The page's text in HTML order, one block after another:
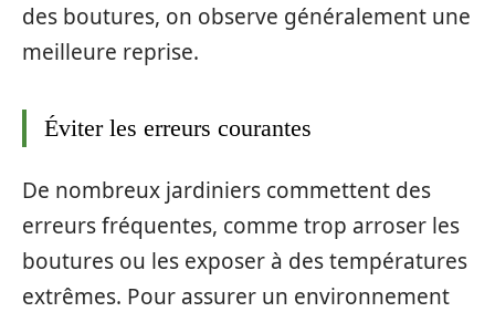
des boutures, on observe généralement une
meilleure reprise.
Éviter les erreurs courantes
De nombreux jardiniers commettent des
erreurs fréquentes, comme trop arroser les
boutures ou les exposer à des températures
extrêmes. Pour assurer un environnement